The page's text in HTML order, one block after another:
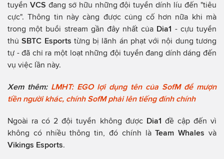
tuyển VCS đang sở hữu những đội tuyển dính líu đến "tiêu
cực". Thông tin này càng được củng cố hơn nữa khi mà
trong một buổi stream gần đây nhất của Dia1 - cựu tuyển
thủSBTC Esports từng bị lãnh án phạt với nội dung tương
tự - đã chỉ ra một loạt những đội tuyển đang dính dáng đến
vụ việc lần này.
Xem thêm: LMHT: EGO lợi dụng tên của SofM để mượn
tiền người khác, chính SofM phải lên tiếng đính chính
Ngoài ra có 2 đội tuyển không được Dia1 đề cập đến vì
không có nhiều thông tin, đó chính làTeam Whales và
Vikings Esports.